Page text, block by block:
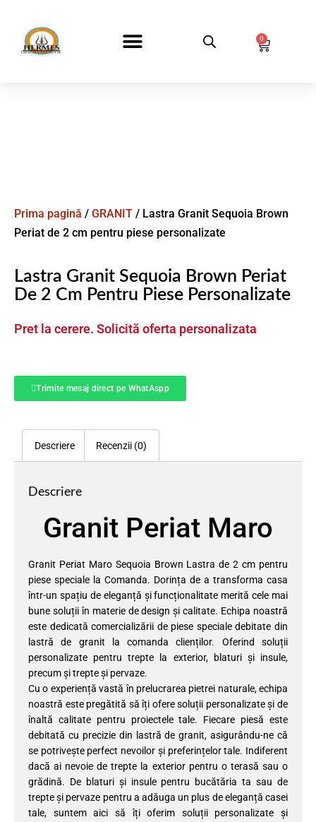
0
Prima pagină / GRANIT / Lastra Granit Sequoia Brown
Periat de 2 cm pentru piese personalizate
Lastra Granit Sequoia Brown Periat
De 2 Cm Pentru Piese Personalizate
Pret la cerere. Solicită oferta personalizata
Trimite mesaj direct pe WhatAspp
Descriere Recenzii (0)
Descriere
Granit Periat Maro
Granit Periat Maro Sequoia Brown Lastra de 2 cm pentru
piese speciale la Comanda. Dorința de a transforma casa
într-un spațiu de eleganță și funcționalitate merită cele mai
bune soluții în materie de design și calitate. Echipa noastră
este dedicată comercializării de piese speciale debitate din
lastră de granit la comanda clienților. Oferind soluții
personalizate pentru trepte la exterior, blaturi și insule,
precum și trepte și pervaze.
Cu o experiență vastă în prelucrarea pietrei naturale, echipa
noastră este pregătită să îți ofere soluții personalizate și de
înaltă calitate pentru proiectele tale. Fiecare piesă este
debitată cu precizie din lastră de granit, asigurându-ne că
se potrivește perfect nevoilor și preferințelor tale. Indiferent
dacă ai nevoie de trepte la exterior pentru o terasă sau o
grădină. De blaturi și insule pentru bucătăria ta sau de
trepte și pervaze pentru a adăuga un plus de eleganță casei
tale, suntem aici să îți oferim soluții personalizate și